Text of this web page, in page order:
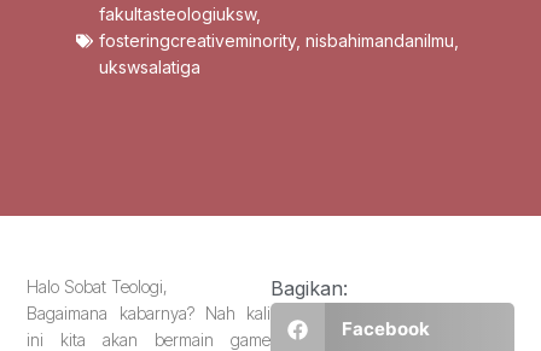
fakultasteologiuksw,
fosteringcreativeminority, nisbahimandanilmu
ukswsalatiga
Halo Sobat Teologi,
Bagaimana kabarnya? Nah kali
ini kita akan bermain game
Bagikan:
Facebook